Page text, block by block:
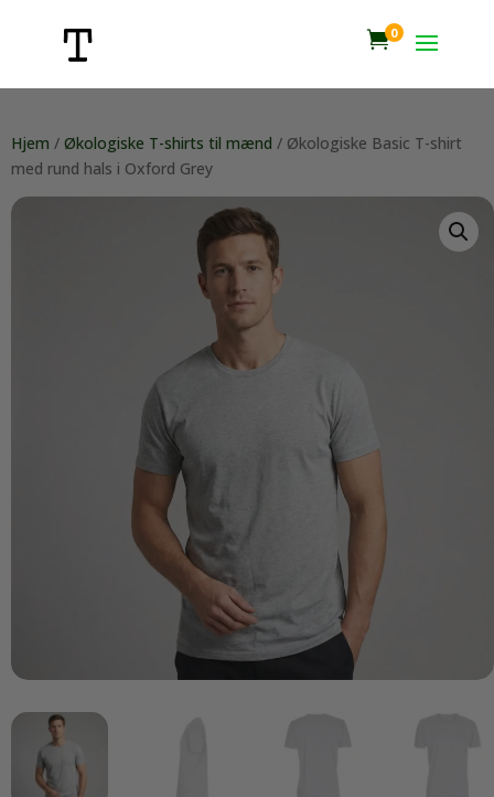
0
Hjem / Økologiske T-shirts til mænd / Økologiske Basic T-shirt
med rund hals i Oxford Grey